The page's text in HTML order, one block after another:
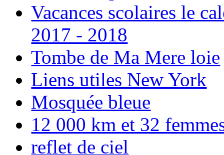
Vacances scolaires le
2017 - 2018
Tombe de Ma Mere loie
Liens utiles New York
Mosquée bleue
12 000 km et 32
reflet de ciel